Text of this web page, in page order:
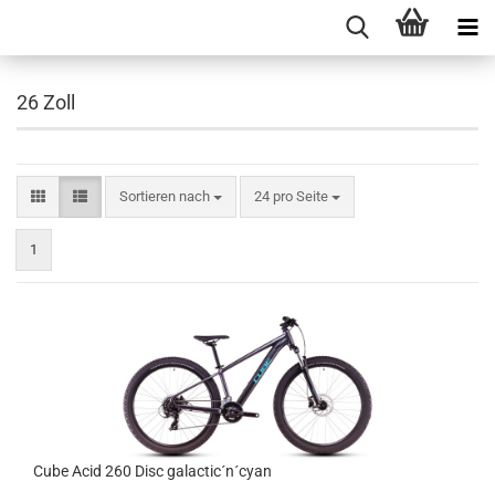
26 Zoll
Sortieren nach 24 pro Seite
1
Cube Acid 260 Disc galactic´n´cyan